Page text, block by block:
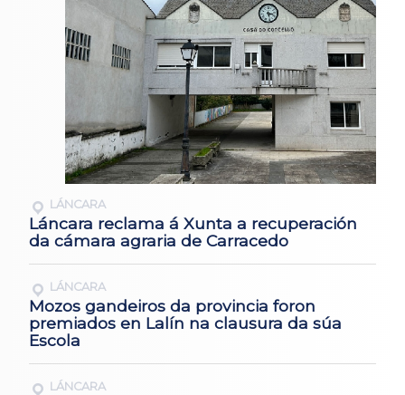
LÁNCARA
Láncara reclama á Xunta a recuperación
da cámara agraria de Carracedo
LÁNCARA
Mozos gandeiros da provincia foron
premiados en Lalín na clausura da súa
Escola
LÁNCARA